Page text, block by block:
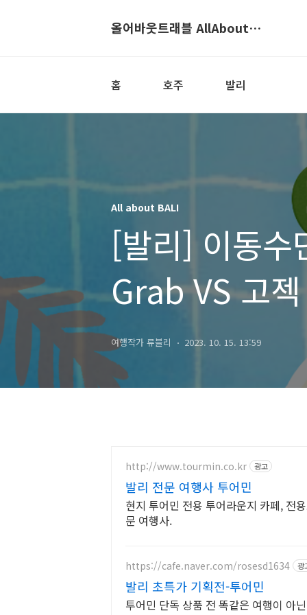
올어바웃트래블 AllAboutTravel
홈 호주 발리
All about BALI
[발리] 이동수
Grab VS 고
여행작가 류블리 2023. 10. 15. 13:59
http://www.tourmin.co.kr 광고
발리 전문 여행사 투어민
현지 투어민 전용 투어라운지 카페, 전
문 여행사.
https://cafe.naver.com/rosesd1634 광
발리 초특가 기획전-투어민
투어민 단독 상품 전 똑같은 여행이 아닌 새로운 발리 여행을 제시해 드